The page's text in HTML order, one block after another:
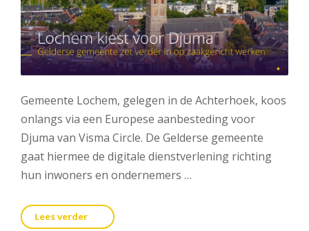
Gemeente Lochem, gelegen in de Achterhoek, koos
onlangs via een Europese aanbesteding voor
Djuma van Visma Circle. De Gelderse gemeente
gaat hiermee de digitale dienstverlening richting
hun inwoners en ondernemers …
Lees verder